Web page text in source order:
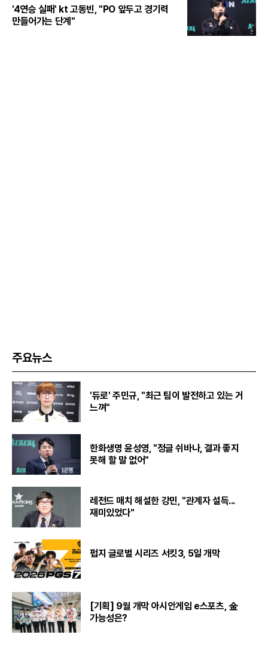
'4연승 실패' kt 고동빈, "PO 앞두고 경기력
만들어가는 단계"
주요뉴스
'듀로' 주민규, "최근 팀이 발전하고 있는 거
느껴"
한화생명 윤성영, "정글 쉬바나, 결과 좋지
못해 할 말 없어"
레전드 매치 해설한 강민, "관계자 설득...
재미있었다"
펍지 글로벌 시리즈 서킷3, 5일 개막
[기획] 9월 개막 아시안게임 e스포츠, 金
가능성은?